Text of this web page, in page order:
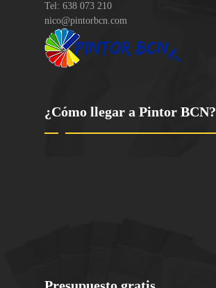
Tel: 638 073 210
nico@pintorbcn.com
¿Cómo llegar a Pintor BCN?